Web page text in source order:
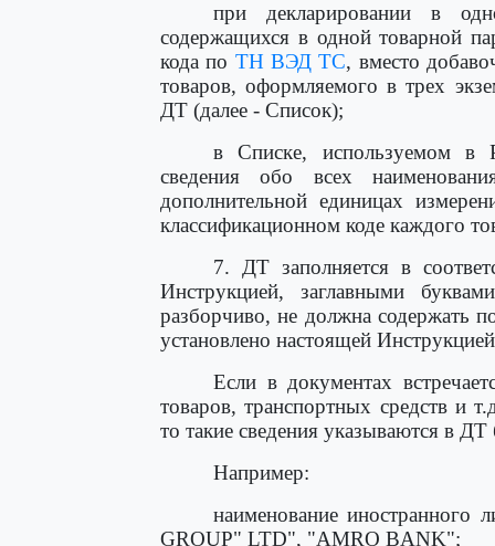
при декларировании в
содержащихся в одной товарной
кода по ТН ВЭД ТС, вместо
товаров, оформляемого в трех
ДТ (далее - Список);
в Списке, используемом в
сведения обо всех
дополнительной единицах
классификационном коде каждого
7. ДТ заполняется в
Инструкцией, заглавными
разборчиво, не должна содержать
установлено настоящей
Если в документах
товаров, транспортных средств и
то такие сведения указываются в ДТ
Например:
наименование
GROUP" LTD", "AMRO BANK";